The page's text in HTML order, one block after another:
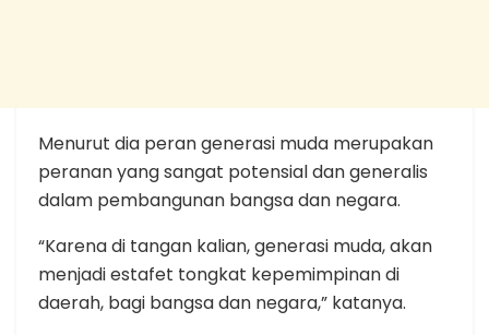
Menurut dia peran generasi muda merupakan
peranan yang sangat potensial dan generalis
dalam pembangunan bangsa dan negara.
“Karena di tangan kalian, generasi muda, akan
menjadi estafet tongkat kepemimpinan di
daerah, bagi bangsa dan negara,” katanya.